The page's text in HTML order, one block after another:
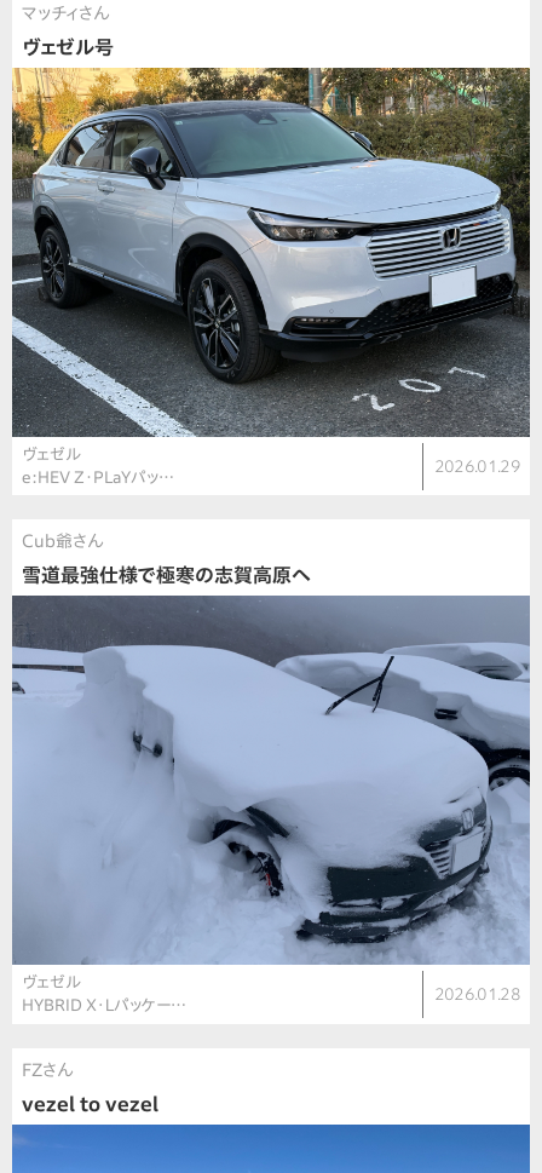
マッチィさん
ヴェゼル号
ヴェゼル
e:HEV Z・PLaYパッ…
2026.01.29
Cub爺さん
雪道最強仕様で極寒の志賀高原へ
ヴェゼル
HYBRID Ｘ･Ｌパッケー…
2026.01.28
FZさん
vezel to vezel